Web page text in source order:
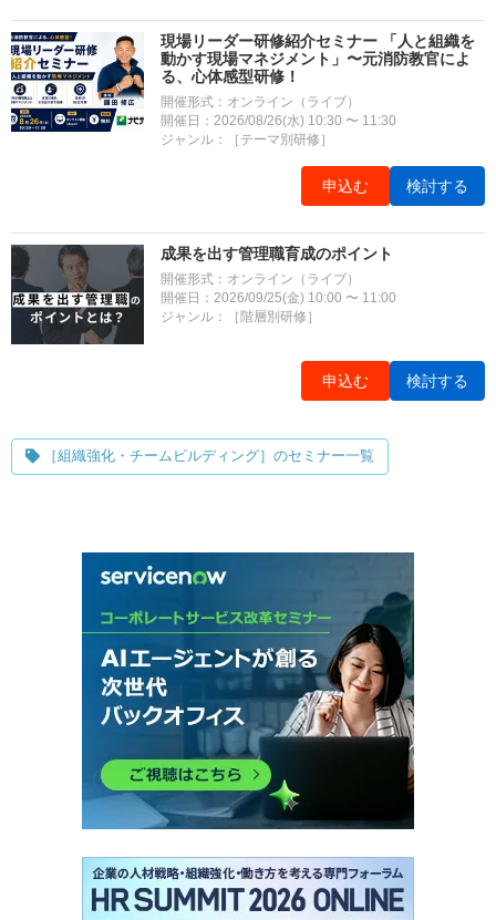
現場リーダー研修紹介セミナー 「人と組織を
動かす現場マネジメント」〜元消防教官によ
る、心体感型研修！
開催形式：オンライン（ライブ）
開催日：2026/08/26(水) 10:30 〜 11:30
ジャンル：［テーマ別研修］
申込む 検討する
成果を出す管理職育成のポイント
開催形式：オンライン（ライブ）
開催日：2026/09/25(金) 10:00 〜 11:00
ジャンル：［階層別研修］
申込む 検討する
［組織強化・チームビルディング］のセミナー一覧